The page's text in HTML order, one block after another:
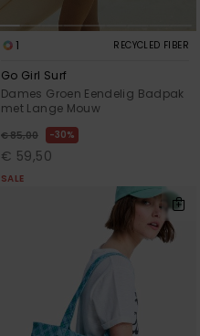
1 RECYCLED FIBER
Go Girl Surf
Dames Groen Eendelig Badpak
met Lange Mouw
€ 85,00 30%
€ 59,50
SALE